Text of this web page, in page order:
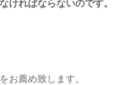
ければならないのです。
お薦め致します。